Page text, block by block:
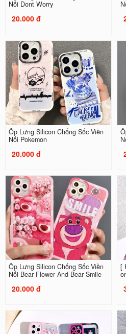
Nổi Dont Worry
20.000 đ
Ốp Lưng Silicon Chống Sốc Viền
Nổi Pokemon
20.000 đ
Ốp Lưng Silicon Chống Sốc Viền
Nổi Bear Flower And Bear Smile
20.000 đ
[